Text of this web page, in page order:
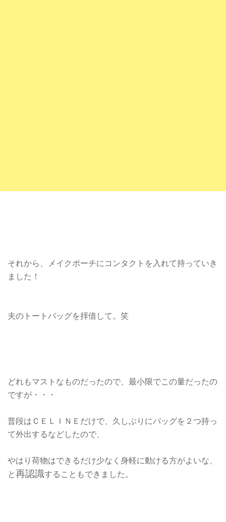
それから、メイクポーチにコンタクトを入れて持っていき
ました！
夫のトートバッグを拝借して。笑
どれもマストなものだったので、最小限でこの量だったの
ですが・・・
普段はＣＥＬＩＮＥだけで、久しぶりにバッグを２つ持っ
て外出するなどしたので、
やはり荷物はできるだけ少なく身軽に動ける方がよいな、
と再認識することもできました。